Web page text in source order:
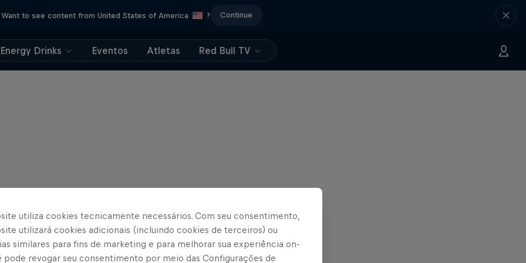
Want to see content from United States of America ? Continue
Energy Drinks Eventos Atletas Red Bull TV
utiliza cookies tecnicamente necessários. Com seu consentimento,
utilizará cookies adicionais (incluindo cookies de terceiros) ou
similares para fins de marketing e para melhorar sua experiência on-
pode revogar seu consentimento por meio das Configurações de